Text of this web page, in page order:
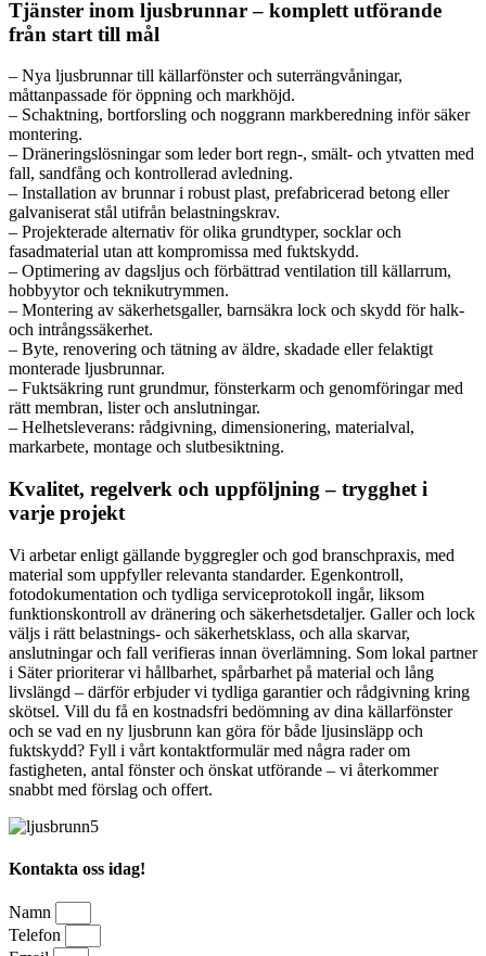
Tjänster inom ljusbrunnar – komplett utförande
från start till mål
– Nya ljusbrunnar till källarfönster och suterrängvåningar,
måttanpassade för öppning och markhöjd.
– Schaktning, bortforsling och noggrann markberedning inför säker
montering.
– Dräneringslösningar som leder bort regn-, smält- och ytvatten med
fall, sandfång och kontrollerad avledning.
– Installation av brunnar i robust plast, prefabricerad betong eller
galvaniserat stål utifrån belastningskrav.
– Projekterade alternativ för olika grundtyper, socklar och
fasadmaterial utan att kompromissa med fuktskydd.
– Optimering av dagsljus och förbättrad ventilation till källarrum,
hobbyytor och teknikutrymmen.
– Montering av säkerhetsgaller, barnsäkra lock och skydd för halk-
och intrångssäkerhet.
– Byte, renovering och tätning av äldre, skadade eller felaktigt
monterade ljusbrunnar.
– Fuktsäkring runt grundmur, fönsterkarm och genomföringar med
rätt membran, lister och anslutningar.
– Helhetsleverans: rådgivning, dimensionering, materialval,
markarbete, montage och slutbesiktning.
Kvalitet, regelverk och uppföljning – trygghet i
varje projekt
Vi arbetar enligt gällande byggregler och god branschpraxis, med
material som uppfyller relevanta standarder. Egenkontroll,
fotodokumentation och tydliga serviceprotokoll ingår, liksom
funktionskontroll av dränering och säkerhetsdetaljer. Galler och lock
väljs i rätt belastnings- och säkerhetsklass, och alla skarvar,
anslutningar och fall verifieras innan överlämning. Som lokal partner
i Säter prioriterar vi hållbarhet, spårbarhet på material och lång
livslängd – därför erbjuder vi tydliga garantier och rådgivning kring
skötsel. Vill du få en kostnadsfri bedömning av dina källarfönster
och se vad en ny ljusbrunn kan göra för både ljusinsläpp och
fuktskydd? Fyll i vårt kontaktformulär med några rader om
fastigheten, antal fönster och önskat utförande – vi återkommer
snabbt med förslag och offert.
Kontakta oss idag!
Namn
Telefon